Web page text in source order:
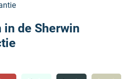
de Sherwin